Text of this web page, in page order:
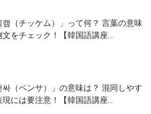
캠（チッケム）」って何？ 言葉の意味
文をチェック！【韓国語講座…
싸（ペンサ）」の意味は？ 混同しやす
現には要注意！【韓国語講座…